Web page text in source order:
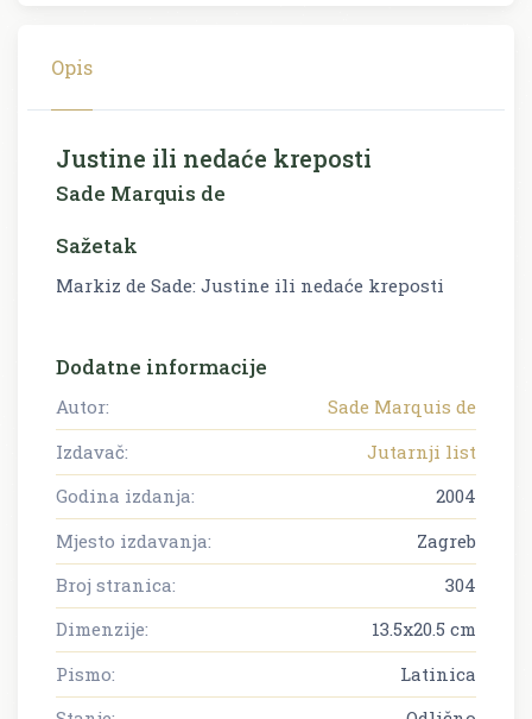
Opis
Justine ili nedaće kreposti
Sade Marquis de
Sažetak
Markiz de Sade: Justine ili nedaće kreposti
Dodatne informacije
Autor:
Sade Marquis de
Izdavač:
Jutarnji list
Godina izdanja:
2004
Mjesto izdavanja:
Zagreb
Broj stranica:
304
Dimenzije:
13.5x20.5 cm
Pismo:
Latinica